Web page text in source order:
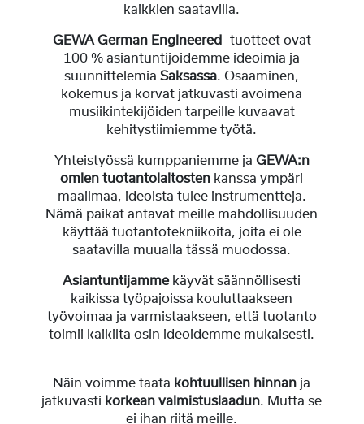
kaikkien saatavilla.
GEWA German Engineered -tuotteet ovat
100 % asiantuntijoidemme ideoimia ja
suunnittelemiaSaksassa. Osaaminen,
kokemus ja korvat jatkuvasti avoimena
musiikintekijöiden tarpeille kuvaavat
kehitystiimiemme työtä.
Yhteistyössä kumppaniemme ja GEWA:n
omien tuotantolaitosten kanssa ympäri
maailmaa, ideoista tulee instrumentteja.
Nämä paikat antavat meille mahdollisuuden
käyttää tuotantotekniikoita, joita ei ole
saatavilla muualla tässä muodossa.
Asiantuntijammekäyvät säännöllisesti
kaikissa työpajoissa kouluttaakseen
työvoimaa ja varmistaakseen, että tuotanto
toimii kaikilta osin ideoidemme mukaisesti.
Näin voimme taata kohtuullisen hinnan ja
jatkuvasti korkean valmistuslaadun. Mutta se
ei ihan riitä meille.